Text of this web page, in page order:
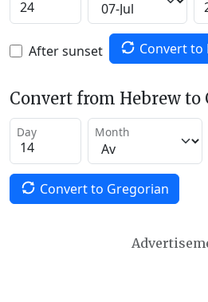
After sunset Convert to
Convert from Hebrew to
Day Month
Convert to Gregorian